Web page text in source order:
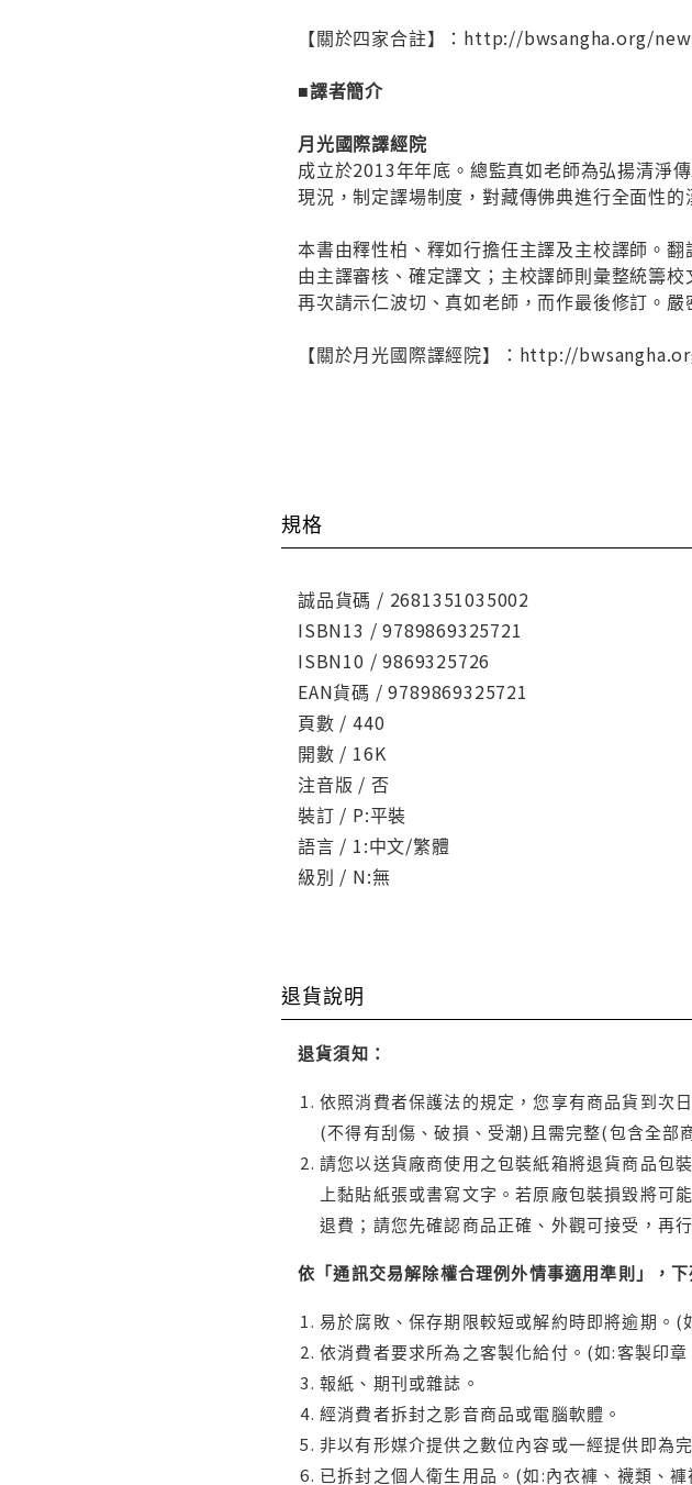
【關於四家合註】：http://bwsangha.org/
■譯者簡介
月光國際譯經院
成立於2013年年底。總監真如老師為弘揚清淨
現況，制定譯場制度，對藏傳佛典進行全面性的
本書由釋性柏、釋如行擔任主譯及主校譯師。
由主譯審核、確定譯文；主校譯師則彙整統籌
再次請示仁波切、真如老師，而作最後修訂。
【關於月光國際譯經院】：http://
規格
誠品貨碼 / 2681351035002
ISBN13 / 9789869325721
ISBN10 / 9869325726
EAN貨碼 / 9789869325721
頁數 / 440
開數 / 16K
注音版 / 否
裝訂 / P:平裝
語言 / 1:中文/繁體
級別 / N:無
退貨說明
退貨須知：
依照消費者保護法的規定，您享有商品貨到次
(不得有刮傷、破損、受潮)且需完整(包含全部
請您以送貨廠商使用之包裝紙箱將退貨商品包
上黏貼紙張或書寫文字。若原廠包裝損毀將
退費；請您先確認商品正確、外觀可接受，再
依「通訊交易解除權合理例外情事適用準則」，
易於腐敗、保存期限較短或解約時即將逾期。
依消費者要求所為之客製化給付。(如:客製印
報紙、期刊或雜誌。
經消費者拆封之影音商品或電腦軟體。
非以有形媒介提供之數位內容或一經提供即為
已拆封之個人衛生用品。(如:內衣褲、襪類、